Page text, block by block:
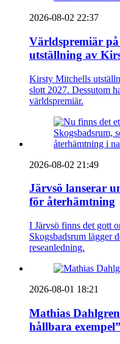
2026-08-02 22:37
Världspremiär
utställning av
Kirsty Mitchells
slott 2027. Dessutom
världspremiär.
2026-08-02 21:49
Järvsö lanserar
för återhämtning
I Järvsö finns det gott
Skogsbadsrum lägger
reseanledning.
2026-08-01 18:21
Mathias
hållbara exempel”